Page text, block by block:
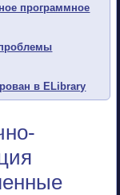
программное
в ELibrary